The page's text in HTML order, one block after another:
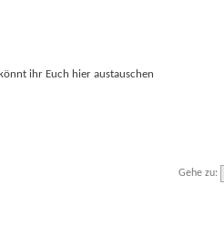
ihr Euch hier austauschen
Gehe zu: